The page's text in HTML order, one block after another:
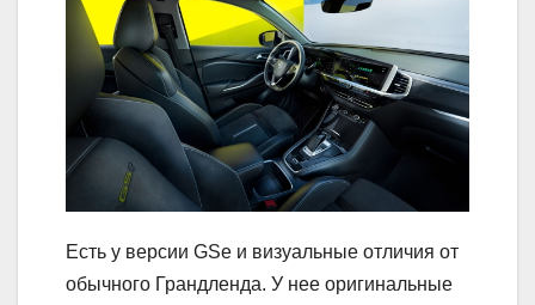
Есть у версии GSe и визуальные отличия от
обычного Грандленда. У нее оригинальные